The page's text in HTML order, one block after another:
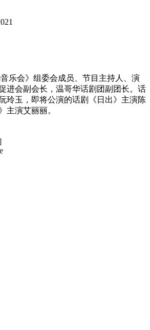
乐会》组委会成员、节目主持人、演
进会副会长，温哥华话剧团副团长。话
玲玉，即将公演的话剧《日出》主演陈
主演艾丽丽。